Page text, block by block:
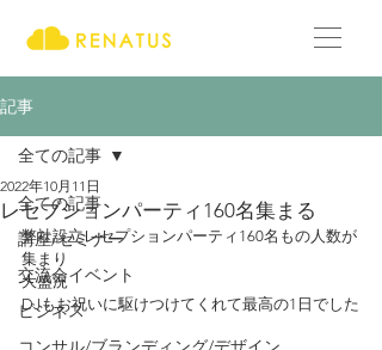
記事
全ての記事
講座/セミナー
交流会イベント
ビジネス
全ての記事
レセプションパーティ160名集まる
2022年10月11日
弊社設立レセプションパーティ160名もの人数が
集まり
大盛況
DJもお祝いに駆けつけてくれて最高の1日でした